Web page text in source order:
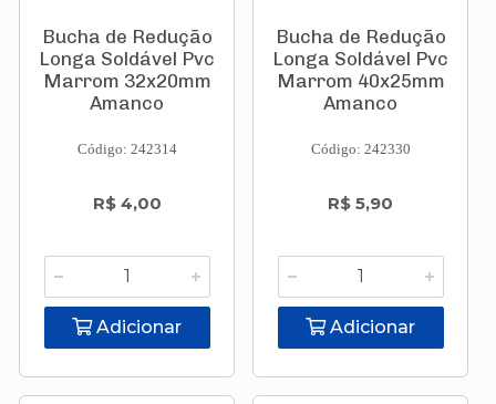
Bucha de Redução
Longa Soldável Pvc
Marrom 32x20mm
Amanco
Código: 242314
R$ 4,00
Adicionar
Bucha de Redução
Longa Soldável Pvc
Marrom 40x25mm
Amanco
Código: 242330
R$ 5,90
Adicionar